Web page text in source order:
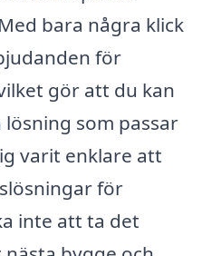
bara några klick
för
gör att du kan
som passar
varit enklare att
för
inte att ta det